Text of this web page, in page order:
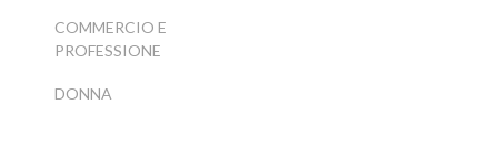
COMMERCIO E
PROFESSIONE
DONNA